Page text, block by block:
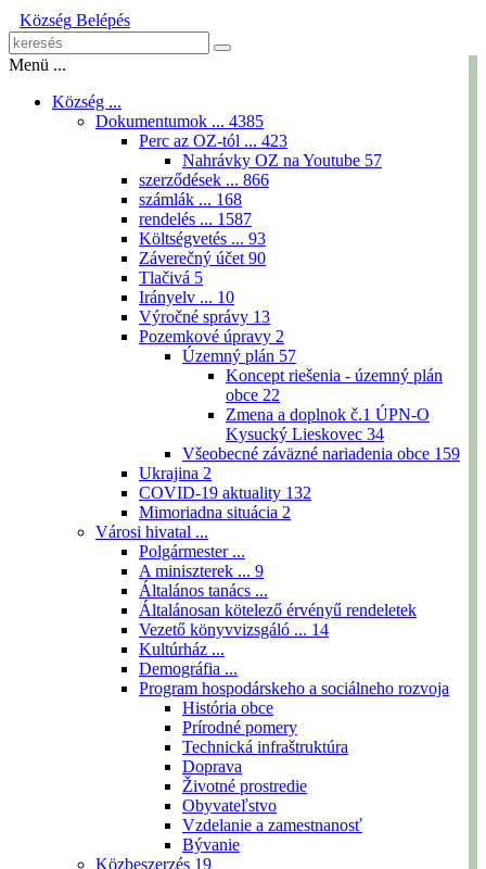
Község Belépés
Menü ...
Község ...
Dokumentumok ... 4385
Perc az OZ-tól ... 423
Nahrávky OZ na Youtube 57
szerződések ... 866
számlák ... 168
rendelés ... 1587
Költségvetés ... 93
Záverečný účet 90
Tlačivá 5
Irányelv ... 10
Výročné správy 13
Pozemkové úpravy 2
Územný plán 57
Koncept riešenia - územný plán
obce 22
Zmena a doplnok č.1 ÚPN-O
Kysucký Lieskovec 34
Všeobecné záväzné nariadenia obce 159
Ukrajina 2
COVID-19 aktuality 132
Mimoriadna situácia 2
Városi hivatal ...
Polgármester ...
A miniszterek ... 9
Általános tanács ...
Általánosan kötelező érvényű rendeletek
Vezető könyvvizsgáló ... 14
Kultúrház ...
Demográfia ...
Program hospodárskeho a sociálneho rozvoja
História obce
Prírodné pomery
Technická infraštruktúra
Doprava
Životné prostredie
Obyvateľstvo
Vzdelanie a zamestnanosť
Bývanie
Közbeszerzés 19